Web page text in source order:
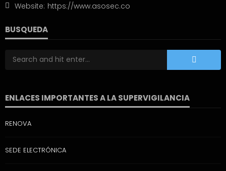
Website: https://www.asosec.co
BUSQUEDA
ENLACES IMPORTANTES A LA SUPERVIGILANCIA
RENOVA
SEDE ELECTRÓNICA